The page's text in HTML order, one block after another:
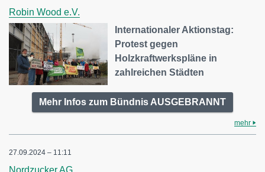
Robin Wood e.V.
Internationaler Aktionstag:
Protest gegen
Holzkraftwerkspläne in
zahlreichen Städten
Mehr Infos zum Bündnis AUSGEBRANNT
mehr
27.09.2024 – 11:11
Nordzucker AG